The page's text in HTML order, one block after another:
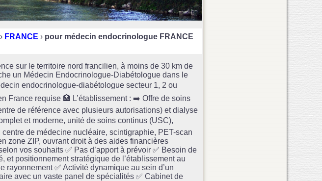
› FRANCE › pour médecin endocrinologue FRANCE
sur le territoire nord francilien, à moins de 30 km de
un Médecin Endocrinologue-Diabétologue dans le
endocrinologue-diabétologue secteur 1, 2 ou
France requise 🏥 L’établissement : ➡️ Offre de soins
de référence avec plusieurs autorisations) et dialyse
et moderne, unité de soins continus (USC),
de médecine nucléaire, scintigraphie, PET-scan
zone ZIP, ouvrant droit à des aides financières
vos souhaits ✅ Pas d’apport à prévoir ✅ Besoin de
et positionnement stratégique de l’établissement au
rayonnement ✅ Activité dynamique au sein d’un
avec un vaste panel de spécialités ✅ Cabinet de